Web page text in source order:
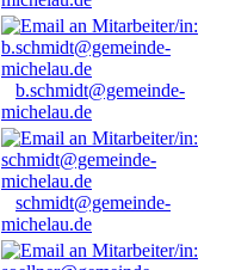
b.schmidt@gemeinde-
michelau.de
schmidt@gemeinde-
michelau.de